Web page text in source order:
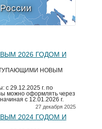
2026 ГОДОМ И
НОВЫМ
с 29.12.2025 г. по
можно оформлять через
с 12.01.2026 г.
27 декабря 2025
2024 ГОДОМ И